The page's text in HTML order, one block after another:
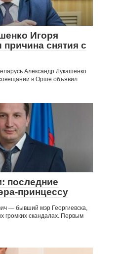
Игоря
снятия с
Александр Лукашенко
в Орше объявил
последние
принцессу
— бывший мэр Георгиевска,
громких скандалах. Первым